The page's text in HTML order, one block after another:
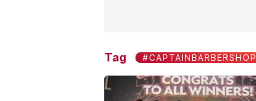
Tag #CAPTAINBARBERSHOP